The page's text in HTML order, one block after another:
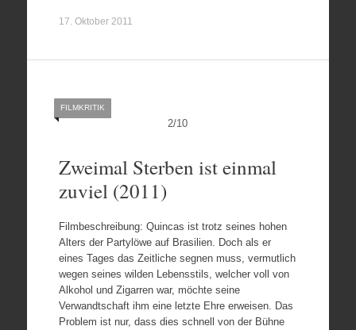
17. Oktober 2011
2/10
FILMKRITIK
Zweimal Sterben ist einmal
zuviel (2011)
Filmbeschreibung: Quincas ist trotz seines hohen
Alters der Partylöwe auf Brasilien. Doch als er
eines Tages das Zeitliche segnen muss, vermutlich
wegen seines wilden Lebensstils, welcher voll von
Alkohol und Zigarren war, möchte seine
Verwandtschaft ihm eine letzte Ehre erweisen. Das
Problem ist nur, dass dies schnell von der Bühne